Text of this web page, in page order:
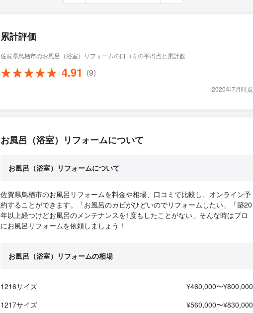
累計評価
佐賀県鳥栖市のお風呂（浴室）リフォームの口コミの平均点と累計数
4.91 (9)
2020年7月時点
お風呂（浴室）リフォームについて
お風呂（浴室）リフォームについて
佐賀県鳥栖市のお風呂リフォームを料金や相場、口コミで比較し、オンライン予
約することができます。「お風呂のカビがひどいのでリフォームしたい」「築20
年以上経つけどお風呂のメンテナンスを1度もしたことがない」そんな時はプロ
にお風呂リフォームを依頼しましょう！
お風呂（浴室）リフォームの相場
1216サイズ
¥460,000〜¥800,000
1217サイズ
¥560,000〜¥830,000